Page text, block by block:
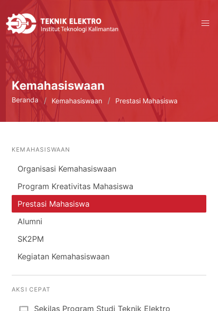
Kemahasiswaan
Beranda Kemahasiswaan Prestasi Mahasiswa
KEMAHASISWAAN
Organisasi Kemahasiswaan
Program Kreativitas Mahasiswa
Prestasi Mahasiswa
Alumni
SK2PM
Kegiatan Kemahasiswaan
AKSI CEPAT
Sekilas Program Studi Teknik Elektro